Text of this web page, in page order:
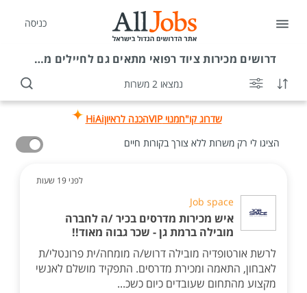
כניסה
דרושים מכירות ציוד רפואי מתאים גם לחיילים משוחררים
נמצאו 2 משרות
שדרוג קו"חמנוי VIP הכנה לראיוןHiAi
הציגו לי רק משרות ללא צורך בקורות חיים
לפני 19 שעות
Job space
איש מכירות מדרסים בכיר /ה לחברה
מובילה ברמת גן - שכר גבוה מאוד!!
לרשת אורטופדיה מובילה דרוש/ה מומחה/ית פרונטלי/ת
לאבחון, התאמה ומכירת מדרסים. התפקיד מושלם לאנשי
מקצוע מהתחום שעובדים כיום כשכ...